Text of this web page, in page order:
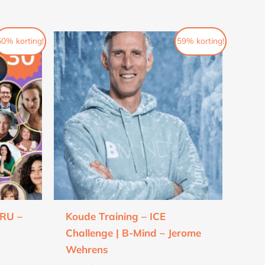
korting!
–
59% korting!
Koude Training – ICE
Challenge | B-Mind – Jerome
Wehrens
Oorspronkelijke
prijs
was:
€49.
Huidige
prijs
is:
€20.